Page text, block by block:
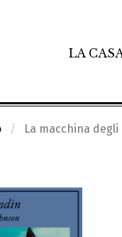
LA
La macchina